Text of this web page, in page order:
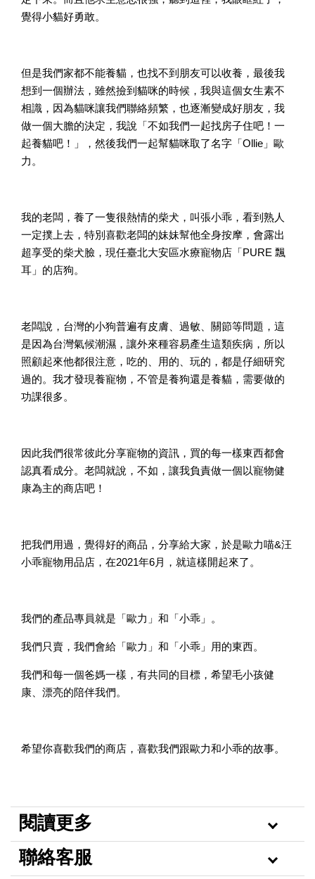
覺得小貓好勇敢。
但是我們家都不能養貓，也找不到朋友可以收養，最後我
想到一個辦法，雖然撿到貓咪的時候，我與這個女生素不
相識，因為貓咪讓我們聯絡頻繁，也逐漸變成好朋友，我
做一個大膽的決定，我說「不如我們一起找房子住吧！一
起養貓吧！」，然後我們一起幫貓咪取了名字「Ollie」歐
力。
我的老闆，養了一隻很熱情的柴犬，叫張小乖，看到熟人
一定撲上去，特別喜歡老闆的妹妹幫他全身按摩，會露出
超享受的柴犬臉，現任臺北大安區水療寵物店「PURE 飄
耳」的店狗。
老闆說，台灣的小狗普遍有皮膚、過敏、關節等問題，這
是因為台灣氣候潮濕，讓外來種容易產生這類疾病，所以
照顧起來他都很注意，吃的、用的、玩的，都是仔細研究
過的。我才發現養寵物，不管是養狗還是養貓，需要做的
功課很多。
因此我們很常彼此分享寵物的資訊，買的每一樣東西都會
認真看成分。老闆就說，不如，讓我負責做一個以寵物健
康為主的商店吧！
把我們用過，覺得好的商品，分享給大家，於是歐力喵&汪
小乖寵物用品店，在2021年6月，就這樣開起來了。
我們的產品專員就是「歐力」和「小乖」。
我們只賣，我們會給「歐力」和「小乖」用的東西。
我們和每一個爸媽一樣，有共同的目標，希望毛小孩健
康、漂亮的陪伴我們。
希望你喜歡我們的商店，喜歡我們跟歐力和小乖的故事。
閱讀更多
聯絡客服